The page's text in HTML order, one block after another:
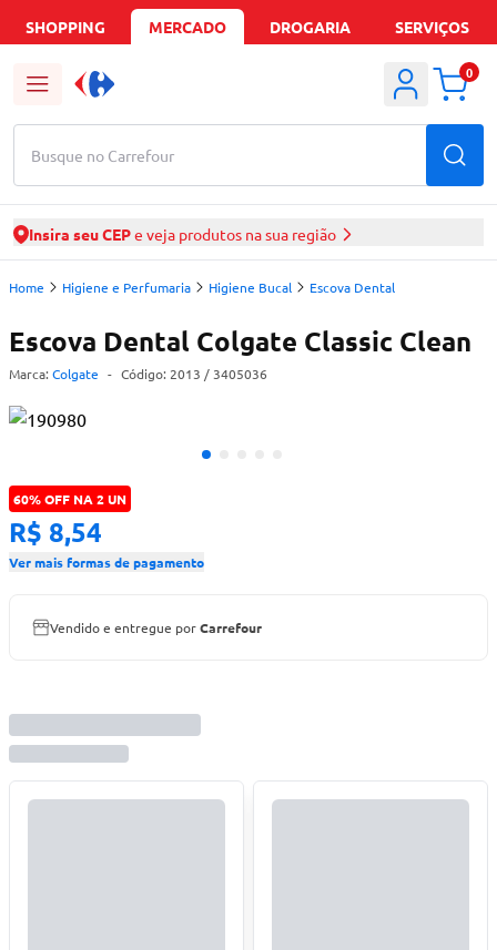
SHOPPING MERCADO DROGARIA SERVIÇOS
Busque no Carrefour
0
Insira seu CEPe veja produtos na sua região
Home Higiene e Perfumaria Higiene Bucal Escova Dental
Escova Dental Colgate Classic Clean
Marca: Colgate - Código: 2013 / 3405036
60% OFF NA 2 UN
R$ 8,54
Ver mais formas de pagamento
Vendido e entregue porCarrefour